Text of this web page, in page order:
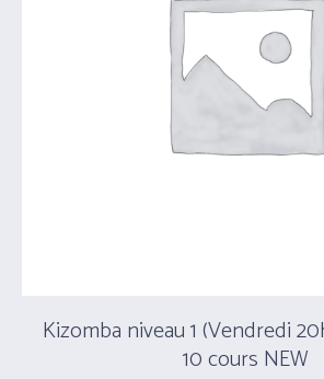
Kizomba niveau 1 (Vendredi
10 cours NEW